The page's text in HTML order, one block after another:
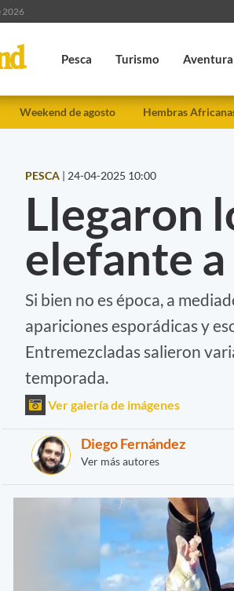
2026
Pesca Turismo Aventura
Weekend de agosto Hembras
PESCA | 24-04-2025 10:00
Llegaron
elefante
Si bien no es época, a
apariciones esporádicas y
Entremezcladas salieron
temporada.
Ver galería de imágenes
Diego Fernández
Ver más autores